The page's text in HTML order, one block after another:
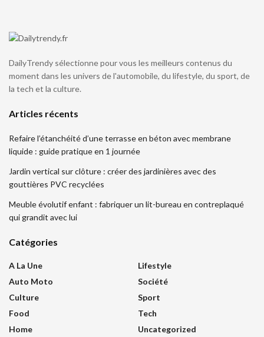
DailyTrendy sélectionne pour vous les meilleurs contenus du
moment dans les univers de l'automobile, du lifestyle, du sport, de
la tech et la culture.
Articles récents
Refaire l’étanchéité d’une terrasse en béton avec membrane
liquide : guide pratique en 1 journée
Jardin vertical sur clôture : créer des jardinières avec des
gouttières PVC recyclées
Meuble évolutif enfant : fabriquer un lit-bureau en contreplaqué
qui grandit avec lui
Catégories
A La Une
Auto Moto
Culture
Food
Home
Lifestyle
Société
Sport
Tech
Uncategorized